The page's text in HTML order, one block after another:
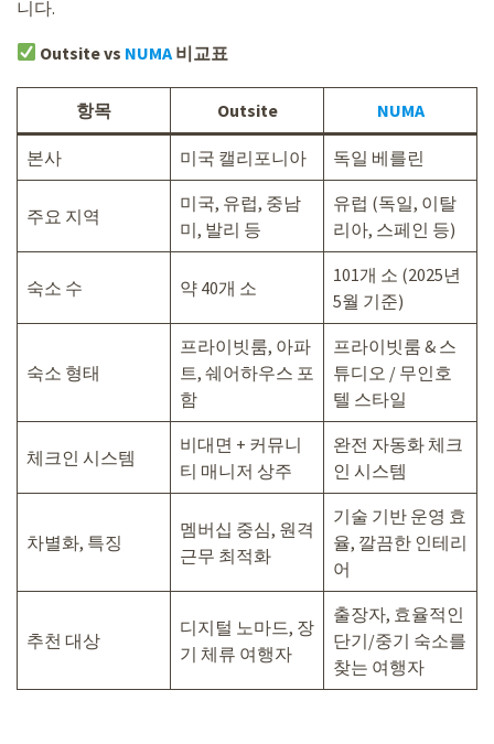
니다.
Outsite vs NUMA 비교표
항목 Outsite NUMA
본사 미국 캘리포니아 독일 베를린
주요 지역
미국, 유럽, 중남
미, 발리 등
유럽 (독일, 이탈
리아, 스페인 등)
숙소 수 약 40개 소
101개 소 (2025년
5월 기준)
숙소 형태
프라이빗룸, 아파
트, 쉐어하우스 포
함
프라이빗룸 & 스
튜디오 / 무인호
텔 스타일
체크인 시스템
비대면 + 커뮤니
티 매니저 상주
완전 자동화 체크
인 시스템
차별화, 특징
멤버십 중심, 원격
근무 최적화
기술 기반 운영 효
율, 깔끔한 인테리
어
추천 대상
디지털 노마드, 장
기 체류 여행자
출장자, 효율적인
단기/중기 숙소를
찾는 여행자